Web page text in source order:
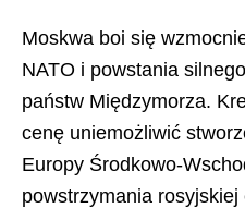
Moskwa boi się
NATO i powstania
państw Międzymorza.
cenę uniemożliwić
Europy Środkowo-
powstrzymania